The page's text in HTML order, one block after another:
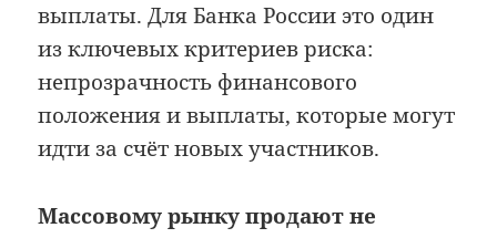
выплаты. Для Банка России это один
из ключевых критериев риска:
непрозрачность финансового
положения и выплаты, которые могут
идти за счёт новых участников.
Массовому рынку продают не